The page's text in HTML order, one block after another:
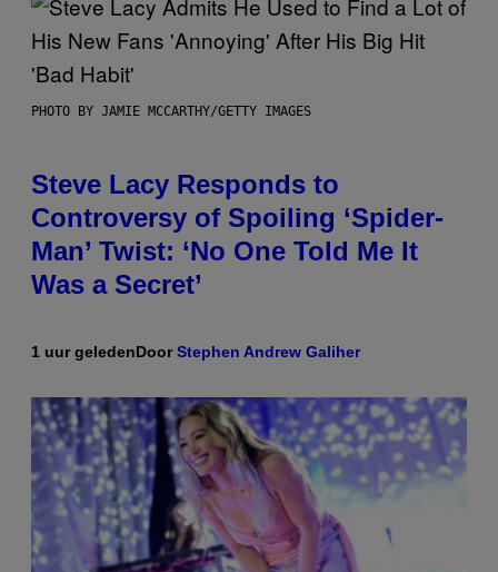
PHOTO BY JAMIE MCCARTHY/GETTY IMAGES
Steve Lacy Responds to
Controversy of Spoiling ‘Spider-
Man’ Twist: ‘No One Told Me It
Was a Secret’
1 uur geledenDoorStephen Andrew Galiher